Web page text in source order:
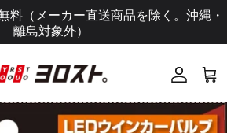
料（メーカー直送商品を除く。沖縄・
離島対象外）